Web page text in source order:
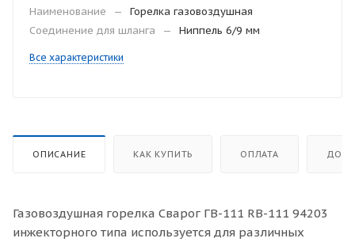
Наименование —
Горелка газовоздушная
Соединение для шланга
— Ниппель 6/9 мм
Все характеристики
ОПИСАНИЕ КАК КУПИТЬ ОПЛАТА
Газовоздушная горелка Сварог ГВ-111 RB-111 94203
инжекторного типа используется для различных